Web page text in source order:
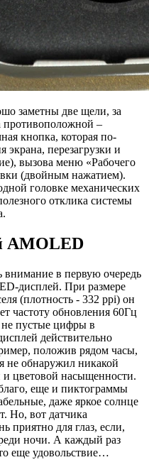
заметны две щели, за
противоположной –
кнопка, которая по-
перезагрузки и
вызова меню «Рабочего
(двойным нажатием).
головке механических
отклика системы
AMOLED
в первую очередь
дисплей. При размере
(плотность - 332 ppi) он
частоту обновления 60Гц
не пустые цифры в
действительно
положив рядом часы,
не обнаружил никакой
и цветовой насыщенности.
еще и пиктограммы
даже яркое солнце
Но, вот датчика
приятно для глаз, если,
ночи. А каждый раз
еще удовольствие…